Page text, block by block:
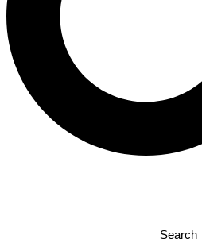
Search